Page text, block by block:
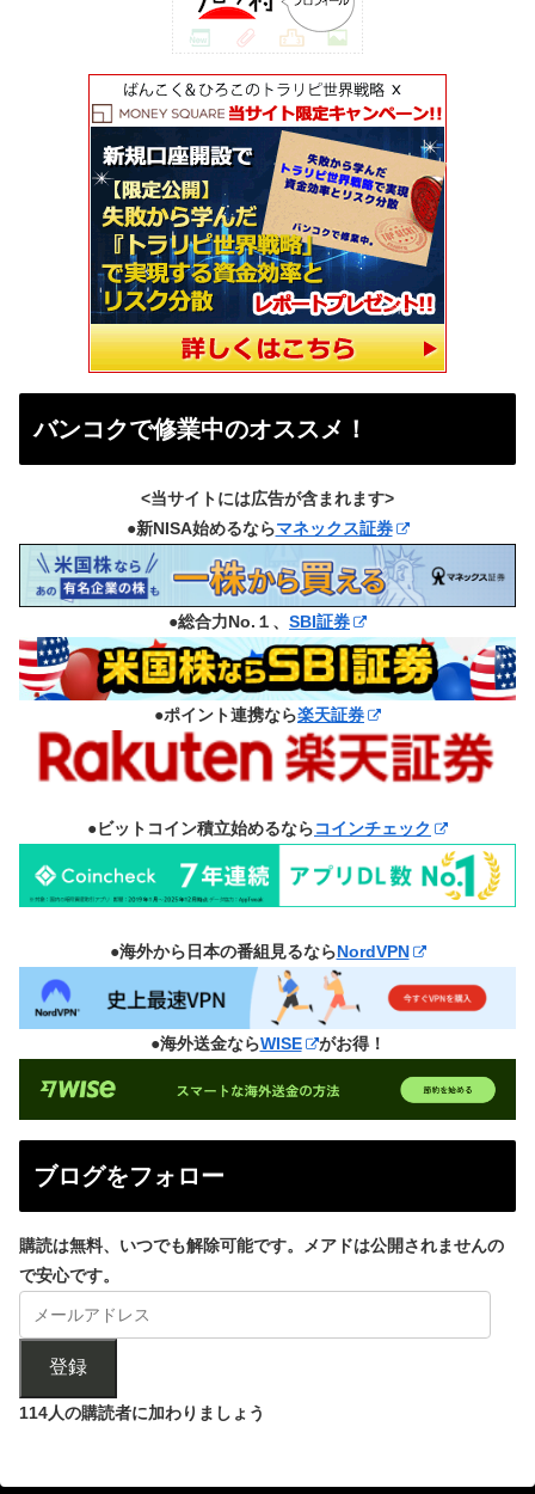
バンコクで修業中のオススメ！
<当サイトには広告が含まれます>
●新NISA始めるならマネックス証券
●総合力No.１、 SBI証券
●ポイント連携なら楽天証券
●ビットコイン積立始めるならコインチェック
●海外から日本の番組見るならNordVPN
●海外送金ならWISE がお得！
ブログをフォロー
購読は無料、いつでも解除可能です。メアドは公開されませんの
で安心です。
登録
114人の購読者に加わりましょう